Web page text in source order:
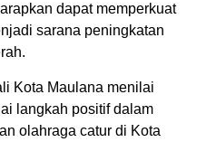
dapat memperkuat
sarana peningkatan
Kota Maulana menilai
langkah positif dalam
olahraga catur di Kota